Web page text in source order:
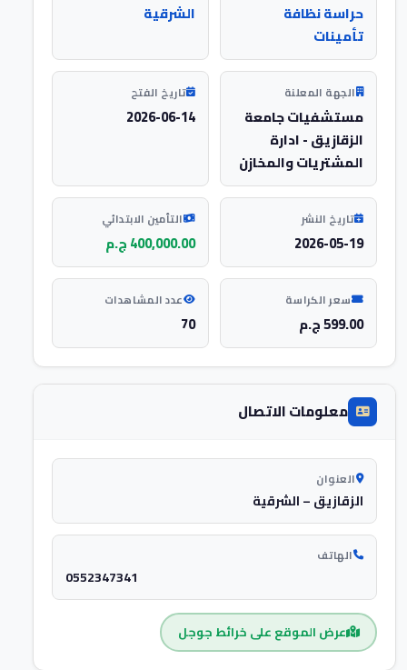
حراسة نظافة
تأمينات
الشرقية
الجهة المعلنة
مستشفيات جامعة
الزقازيق - ادارة
المشتريات والمخازن
تاريخ الفتح
2026-06-14
تاريخ النشر
2026-05-19
التأمين الابتدائي
400,000.00 ج.م
سعر الكراسة
599.00 ج.م
عدد المشاهدات
70
معلومات الاتصال
العنوان
الزقازيق – الشرقية
الهاتف
0552347341
عرض الموقع على خرائط جوجل